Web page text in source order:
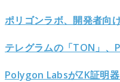
ポリゴンラボ、開発者向
テレグラムの「TON」
Polygon LabsがZK証明